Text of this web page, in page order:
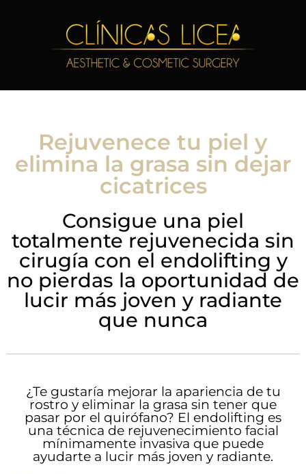
Rejuvenece tu piel y
elimina la grasa sin dejar
cicatrices
Consigue una piel
totalmente rejuvenecida sin
cirugía con el endolifting y
no pierdas la oportunidad de
lucir más joven y radiante
que nunca
¿Te gustaría mejorar la apariencia de tu
rostro y eliminar la grasa sin tener que
pasar por el quirófano? El endolifting es
una técnica de rejuvenecimiento facial
mínimamente invasiva que puede
ayudarte a lucir más joven y radiante.